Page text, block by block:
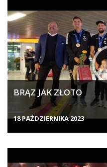
BRĄZ JAK ZŁOTO
18 PAŹDZIERNIKA 2023